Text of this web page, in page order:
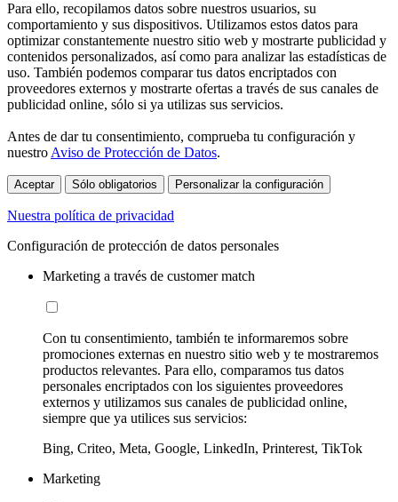
Para ello, recopilamos datos sobre nuestros usuarios, su
comportamiento y sus dispositivos. Utilizamos estos datos para
optimizar constantemente nuestro sitio web y mostrarte publicidad y
contenidos personalizados, así como para analizar las estadísticas de
uso. También podemos comparar tus datos encriptados con
proveedores externos y mostrarte ofertas a través de sus canales de
publicidad online, sólo si ya utilizas sus servicios.
Antes de dar tu consentimiento, comprueba tu configuración y
nuestro Aviso de Protección de Datos.
Aceptar Sólo obligatorios Personalizar la configuración
Nuestra política de privacidad
Configuración de protección de datos personales
Marketing a través de customer match
Con tu consentimiento, también te informaremos sobre
promociones externas en nuestro sitio web y te mostraremos
productos relevantes. Para ello, comparamos tus datos
personales encriptados con los siguientes proveedores
externos y utilizamos sus canales de publicidad online,
siempre que ya utilices sus servicios:
Bing, Criteo, Meta, Google, LinkedIn, Printerest, TikTok
Marketing